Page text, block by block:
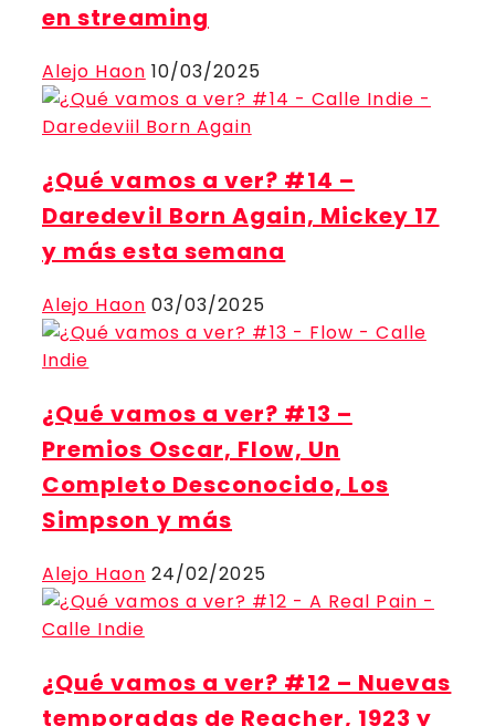
en streaming
Alejo Haon 10/03/2025
¿Qué vamos a ver? #14 –
Daredevil Born Again, Mickey 17
y más esta semana
Alejo Haon 03/03/2025
¿Qué vamos a ver? #13 –
Premios Oscar, Flow, Un
Completo Desconocido, Los
Simpson y más
Alejo Haon 24/02/2025
¿Qué vamos a ver? #12 – Nuevas
temporadas de Reacher, 1923 y